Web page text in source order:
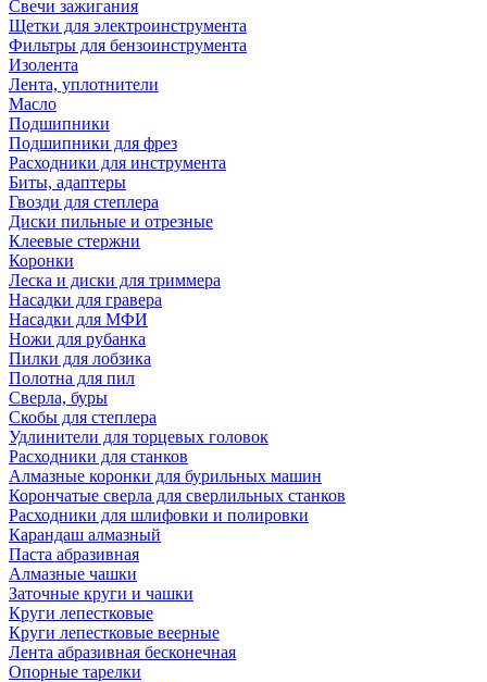
Свечи зажигания
Щетки для электроинструмента
Фильтры для бензоинструмента
Изолента
Лента, уплотнители
Масло
Подшипники
Подшипники для фрез
Расходники для инструмента
Биты, адаптеры
Гвозди для степлера
Диски пильные и отрезные
Клеевые стержни
Коронки
Леска и диски для триммера
Насадки для гравера
Насадки для МФИ
Ножи для рубанка
Пилки для лобзика
Полотна для пил
Сверла, буры
Скобы для степлера
Удлинители для торцевых головок
Расходники для станков
Алмазные коронки для бурильных машин
Корончатые сверла для сверлильных станков
Расходники для шлифовки и полировки
Карандаш алмазный
Паста абразивная
Алмазные чашки
Заточные круги и чашки
Круги лепестковые
Круги лепестковые веерные
Лента абразивная бесконечная
Опорные тарелки